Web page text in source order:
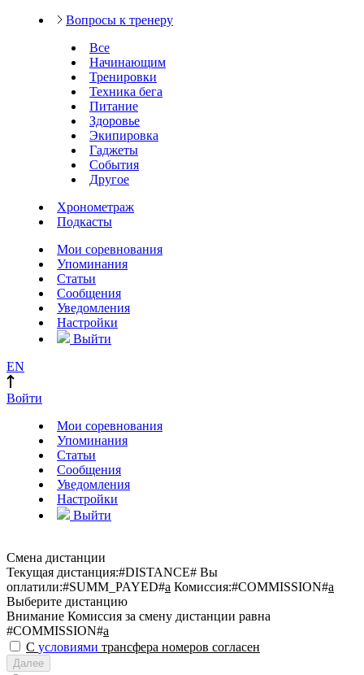
Вопросы к тренеру
Все
Начинающим
Тренировки
Техника бега
Питание
Здоровье
Экипировка
Гаджеты
События
Другое
Хронометраж
Подкасты
Мои соревнования
Упоминания
Статьи
Сообщения
Уведомления
Настройки
Выйти
EN
Войти
Мои соревнования
Упоминания
Статьи
Сообщения
Уведомления
Настройки
Выйти
Смена дистанции
Текущая дистанция:#DISTANCE# Вы
оплатили:#SUMM_PAYED#a Комиссия:#COMMISSION#a
Выберите дистанцию
Внимание Комиссия за смену дистанции равна
#COMMISSION#a
С условиями трансфера номеров согласен
Далее